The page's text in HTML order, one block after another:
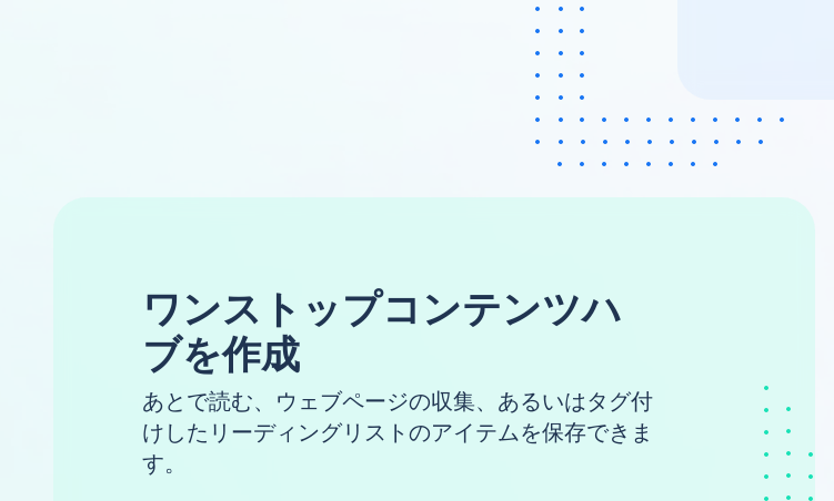
ワンストップコンテンツハ
ブを作成
あとで読む、ウェブページの収集、あるいはタグ付
けしたリーディングリストのアイテムを保存できま
す。